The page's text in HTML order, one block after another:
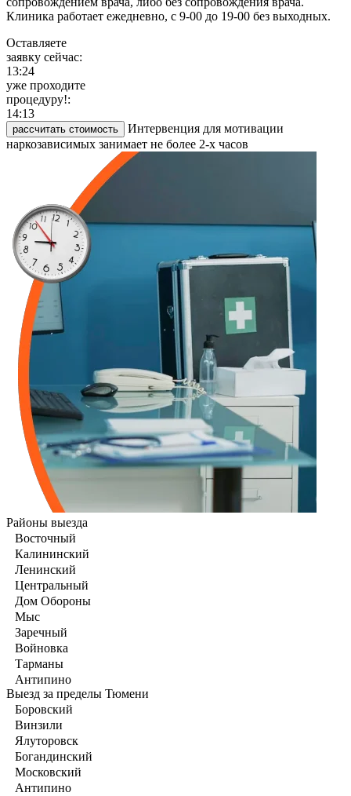
Клиника работает ежедневно, с 9-00 до 19-00 без выходных.
Оставляете
заявку сейчас:
13:24
уже проходите
процедуру!:
14:13
рассчитать стоимость
Интервенция для мотивации
наркозависимых занимает не более 2-х часов
Районы выезда
Восточный
Калининский
Ленинский
Центральный
Дом Обороны
Мыс
Заречный
Войновка
Тарманы
Антипино
Выезд за пределы Тюмени
Боровский
Винзили
Ялуторовск
Богандинский
Московский
Антипино